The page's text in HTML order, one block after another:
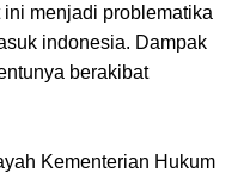
menjadi problematika
indonesia. Dampak
berakibat
Kementerian Hukum